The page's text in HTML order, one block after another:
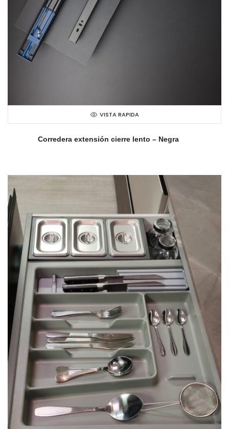
VISTA RAPIDA
Corredera extensión cierre lento – Negra